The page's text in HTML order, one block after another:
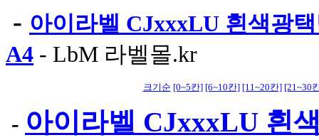
- 아이라벨 CJxxxLU 흰색광
A4 - LbM 라벨몰.kr
크기순 [0~5칸] [6~10칸] [11~20칸] [21~30
- 아이라벨 CJxxxLU 흰